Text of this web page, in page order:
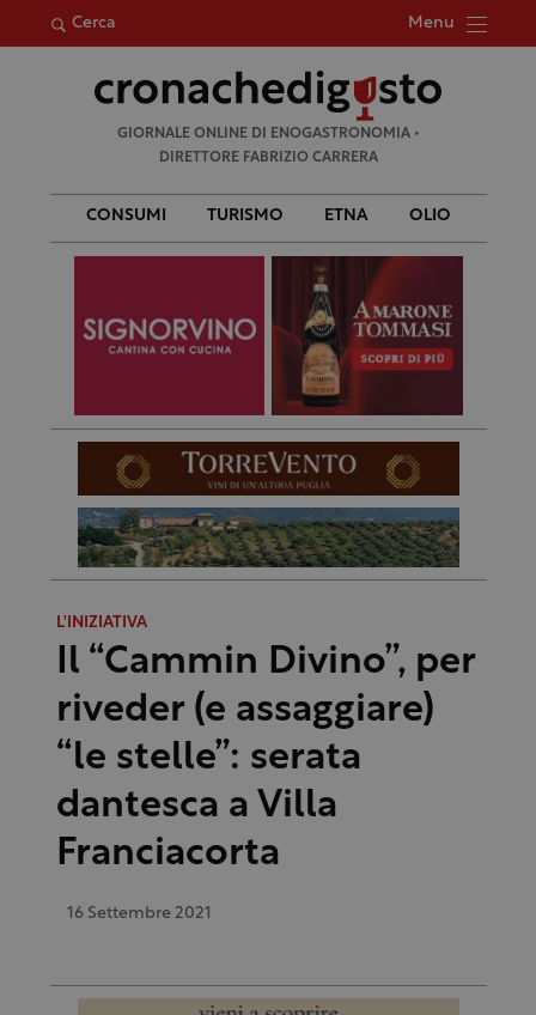
Cerca Menu
per:
GIORNALE ONLINE DI ENOGASTRONOMIA •
DIRETTORE FABRIZIO CARRERA
CONSUMI TURISMO ETNA OLIO
L'INIZIATIVA
Il “Cammin Divino”, per
riveder (e assaggiare)
“le stelle”: serata
dantesca a Villa
Franciacorta
16 Settembre 2021